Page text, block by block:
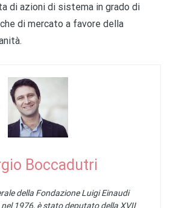
di azioni di sistema in grado di
di mercato a favore della
Boccadutri
della Fondazione Luigi Einaudi
1976, è stato deputato della XVII